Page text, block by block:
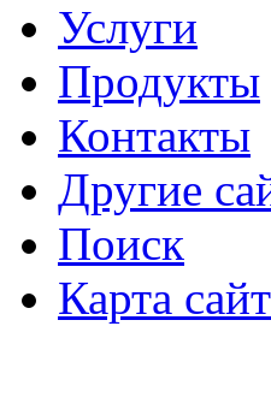
Услуги
Продукты
Контакты
Другие
Поиск
Карта